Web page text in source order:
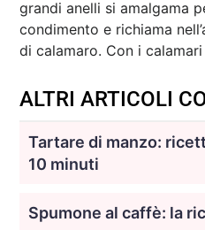
grandi anelli si amalgama
condimento e richiama
di calamaro. Con i
ALTRI ARTICOLI
Tartare di manzo:
10 minuti
Spumone al caffè: la